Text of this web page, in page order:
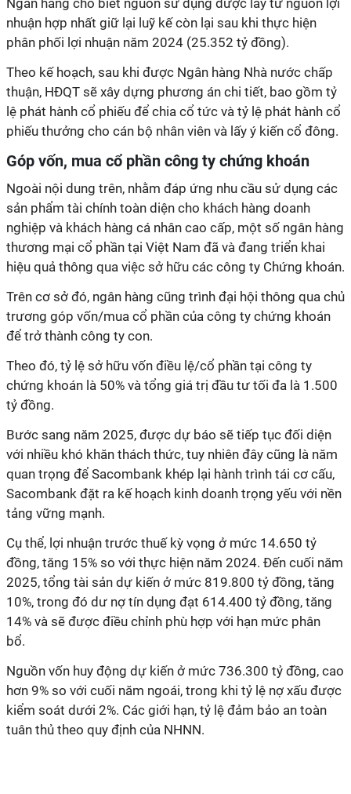
Ngân hàng cho biết nguồn sử dụng được lấy từ nguồn lợi
nhuận hợp nhất giữ lại luỹ kế còn lại sau khi thực hiện
phân phối lợi nhuận năm 2024 (25.352 tỷ đồng).
Theo kế hoạch, sau khi được Ngân hàng Nhà nước chấp
thuận, HĐQT sẽ xây dựng phương án chi tiết, bao gồm tỷ
lệ phát hành cổ phiếu để chia cổ tức và tỷ lệ phát hành cổ
phiếu thưởng cho cán bộ nhân viên và lấy ý kiến cổ đông.
Góp vốn, mua cổ phần công ty chứng khoán
Ngoài nội dung trên, nhằm đáp ứng nhu cầu sử dụng các
sản phẩm tài chính toàn diện cho khách hàng doanh
nghiệp và khách hàng cá nhân cao cấp, một số ngân hàng
thương mại cổ phần tại Việt Nam đã và đang triển khai
hiệu quả thông qua việc sở hữu các công ty Chứng khoán.
Trên cơ sở đó, ngân hàng cũng trình đại hội thông qua chủ
trương góp vốn/mua cổ phần của công ty chứng khoán
để trở thành công ty con.
Theo đó, tỷ lệ sở hữu vốn điều lệ/cổ phần tại công ty
chứng khoán là 50% và tổng giá trị đầu tư tối đa là 1.500
tỷ đồng.
Bước sang năm 2025, được dự báo sẽ tiếp tục đối diện
với nhiều khó khăn thách thức, tuy nhiên đây cũng là năm
quan trọng để Sacombank khép lại hành trình tái cơ cấu,
Sacombank đặt ra kế hoạch kinh doanh trọng yếu với nền
tảng vững mạnh.
Cụ thể, lợi nhuận trước thuế kỳ vọng ở mức 14.650 tỷ
đồng, tăng 15% so với thực hiện năm 2024. Đến cuối năm
2025, tổng tài sản dự kiến ở mức 819.800 tỷ đồng, tăng
10%, trong đó dư nợ tín dụng đạt 614.400 tỷ đồng, tăng
14% và sẽ được điều chỉnh phù hợp với hạn mức phân
bổ.
Nguồn vốn huy động dự kiến ở mức 736.300 tỷ đồng, cao
hơn 9% so với cuối năm ngoái, trong khi tỷ lệ nợ xấu được
kiểm soát dưới 2%. Các giới hạn, tỷ lệ đảm bảo an toàn
tuân thủ theo quy định của NHNN.